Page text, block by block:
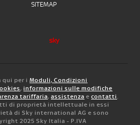
SITEMAP
qui per i Moduli, Condizioni
, informazioni sulle modifiche
tariffaria, assistenza e contatti.
di proprietà intellettuale in essi
di Sky international AG e sono
2025 Sky Italia - P.IVA